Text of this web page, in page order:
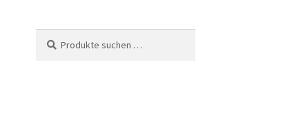
nach: